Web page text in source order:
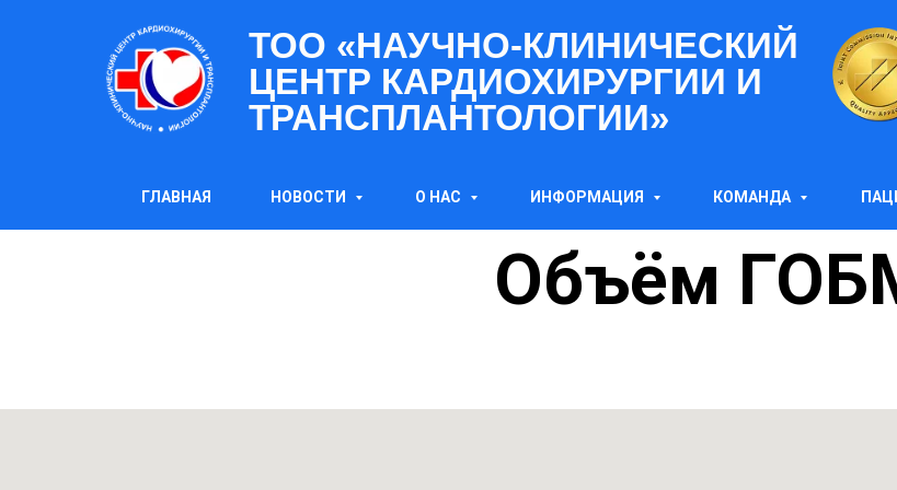
ТОО «НАУЧНО-КЛИНИЧЕСКИЙ
ЦЕНТР КАРДИОХИРУРГИИ И
ТРАНСПЛАНТОЛОГИИ»
ГЛАВНАЯ НОВОСТИ О НАС ИНФОРМАЦИЯ КОМАНДА
Объём